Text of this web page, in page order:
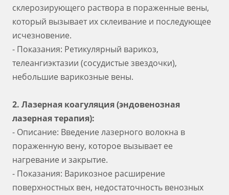
склерозирующего раствора в пораженные вены,
который вызывает их склеивание и последующее
исчезновение.
- Показания: Ретикулярный варикоз,
телеангиэктазии (сосудистые звездочки),
небольшие варикозные вены.
2. Лазерная коагуляция (эндовенозная
лазерная терапия):
- Описание: Введение лазерного волокна в
пораженную вену, которое вызывает ее
нагревание и закрытие.
- Показания: Варикозное расширение
поверхностных вен, недостаточность венозных